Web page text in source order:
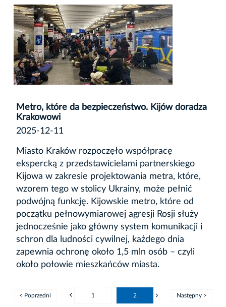
Metro, które da bezpieczeństwo. Kijów doradza
Krakowowi
2025-12-11
Miasto Kraków rozpoczęło współpracę
ekspercką z przedstawicielami partnerskiego
Kijowa w zakresie projektowania metra, które,
wzorem tego w stolicy Ukrainy, może pełnić
podwójną funkcję. Kijowskie metro, które od
początku pełnowymiarowej agresji Rosji służy
jednocześnie jako główny system komunikacji i
schron dla ludności cywilnej, każdego dnia
zapewnia ochronę około 1,5 mln osób – czyli
około połowie mieszkańców miasta.
< Poprzedni 1 2 Następny >